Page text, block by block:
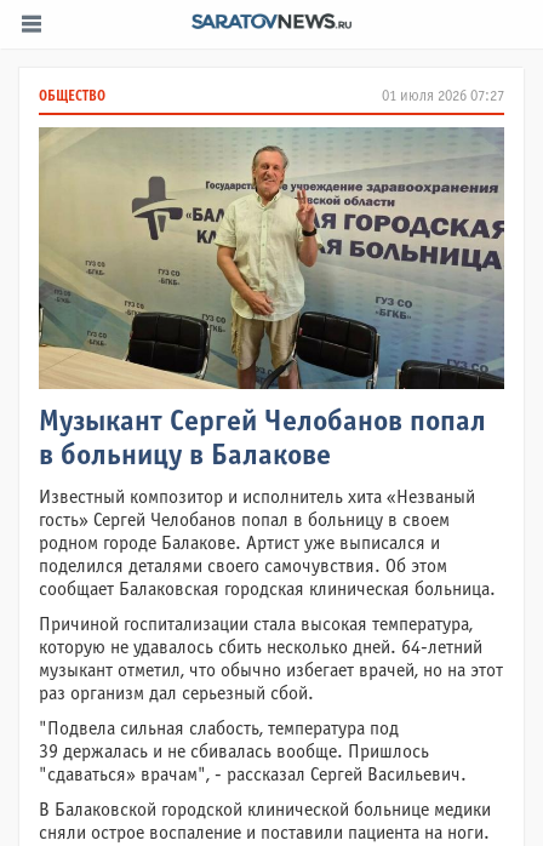
01 июля 2026 07:27
ОБЩЕСТВО
Музыкант Сергей Челобанов попал
в больницу в Балакове
Известный композитор и исполнитель хита «Незваный
гость» Сергей Челобанов попал в больницу в своем
родном городе Балакове. Артист уже выписался и
поделился деталями своего самочувствия. Об этом
сообщает Балаковская городская клиническая больница.
Причиной госпитализации стала высокая температура,
которую не удавалось сбить несколько дней. 64-летний
музыкант отметил, что обычно избегает врачей, но на этот
раз организм дал серьезный сбой.
"Подвела сильная слабость, температура под
39 держалась и не сбивалась вообще. Пришлось
"сдаваться» врачам", - рассказал Сергей Васильевич.
В Балаковской городской клинической больнице медики
сняли острое воспаление и поставили пациента на ноги.